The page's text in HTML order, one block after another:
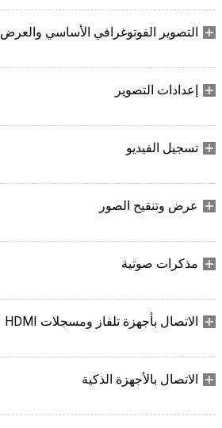
التصوير الفوتوغرافي الأساسي والعرض
إعدادات التصوير
تسجيل الفيديو
عرض وتنقيح الصور
مذكرات صوتية
الاتصال بأجهزة تلفاز ومسجلات HDMI
الاتصال بالأجهزة الذكية